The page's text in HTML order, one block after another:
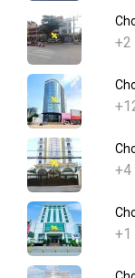
+2
+4
+1